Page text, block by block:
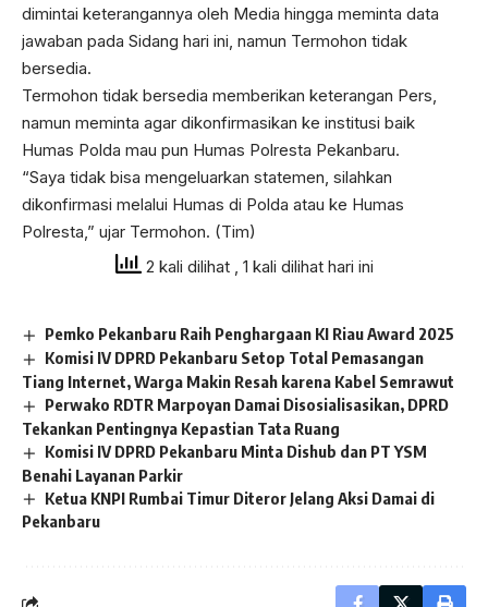
dimintai keterangannya oleh Media hingga meminta data
jawaban pada Sidang hari ini, namun Termohon tidak
bersedia.
Termohon tidak bersedia memberikan keterangan Pers,
namun meminta agar dikonfirmasikan ke institusi baik
Humas Polda mau pun Humas Polresta Pekanbaru.
“Saya tidak bisa mengeluarkan statemen, silahkan
dikonfirmasi melalui Humas di Polda atau ke Humas
Polresta,” ujar Termohon. (Tim)
2 kali dilihat
, 1 kali dilihat hari ini
Pemko Pekanbaru Raih Penghargaan KI Riau Award 2025
Komisi IV DPRD Pekanbaru Setop Total Pemasangan
Tiang Internet, Warga Makin Resah karena Kabel Semrawut
Perwako RDTR Marpoyan Damai Disosialisasikan, DPRD
Tekankan Pentingnya Kepastian Tata Ruang
Komisi IV DPRD Pekanbaru Minta Dishub dan PT YSM
Benahi Layanan Parkir
Ketua KNPI Rumbai Timur Diteror Jelang Aksi Damai di
Pekanbaru